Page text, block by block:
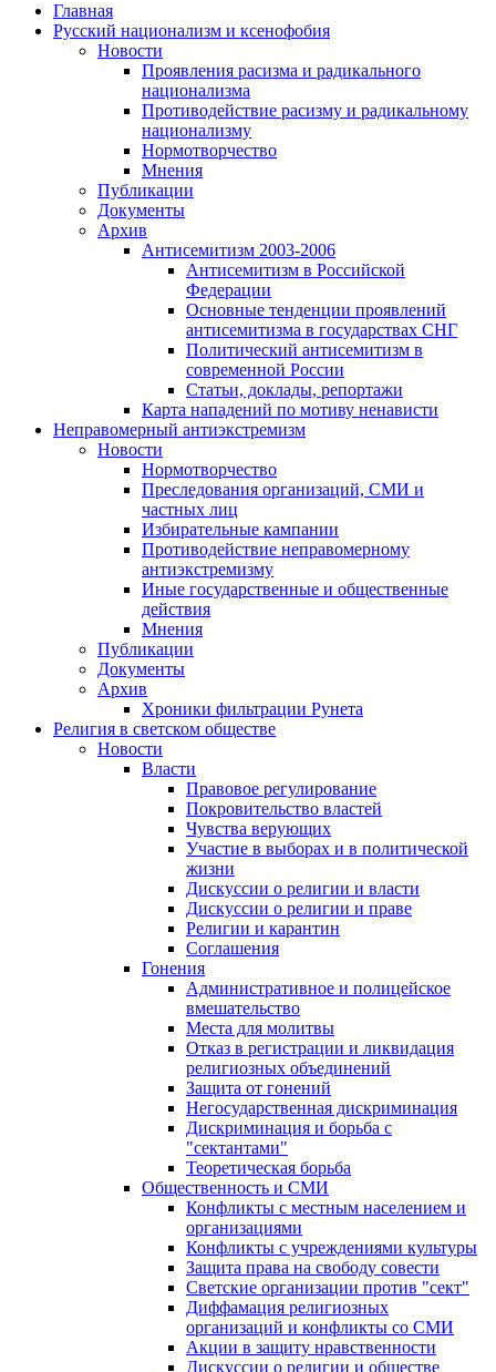
Главная
Русский национализм и ксенофобия
Новости
Проявления расизма и радикального
национализма
Противодействие расизму и радикальному
национализму
Нормотворчество
Мнения
Публикации
Документы
Архив
Антисемитизм 2003-2006
Антисемитизм в Российской
Федерации
Основные тенденции проявлений
антисемитизма в государствах СНГ
Политический антисемитизм в
современной России
Статьи, доклады, репортажи
Карта нападений по мотиву ненависти
Неправомерный антиэкстремизм
Новости
Нормотворчество
Преследования организаций, СМИ и
частных лиц
Избирательные кампании
Противодействие неправомерному
антиэкстремизму
Иные государственные и общественные
действия
Мнения
Публикации
Документы
Архив
Хроники фильтрации Рунета
Религия в светском обществе
Новости
Власти
Правовое регулирование
Покровительство властей
Чувства верующих
Участие в выборах и в политической
жизни
Дискуссии о религии и власти
Дискуссии о религии и праве
Религии и карантин
Соглашения
Гонения
Административное и полицейское
вмешательство
Места для молитвы
Отказ в регистрации и ликвидация
религиозных объединений
Защита от гонений
Негосударственная дискриминация
Дискриминация и борьба с
"сектантами"
Теоретическая борьба
Общественность и СМИ
Конфликты с местным населением и
организациями
Конфликты с учреждениями культуры
Защита права на свободу совести
Светские организации против "сект"
Диффамация религиозных
организаций и конфликты со СМИ
Акции в защиту нравственности
Дискуссии о религии и обществе